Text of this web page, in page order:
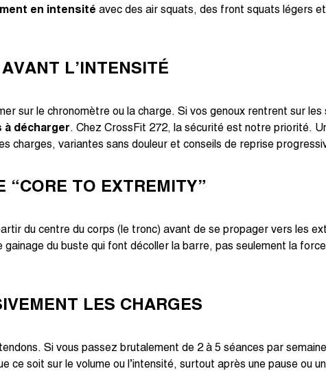
en intensité avec des air squats, des front squats légers
L’INTENSITÉ
sur le chronomètre ou la charge. Si vos genoux rentrent sur
à décharger. Chez CrossFit 272, la sécurité est notre priorité.
charges, variantes sans douleur et conseils de reprise
“CORE TO EXTREMITY”
du centre du corps (le tronc) avant de se propager vers les
gainage du buste qui font décoller la barre, pas seulement la
LES CHARGES
Si vous passez brutalement de 2 à 5 séances par
ce soit sur le volume ou l’intensité, surtout après une pause ou